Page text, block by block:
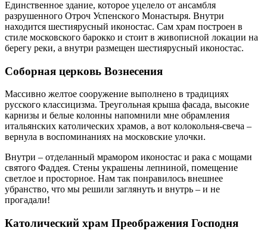
Единственное здание, которое уцелело от ансамбля
разрушенного Отроч Успенского Монастыря. Внутри
находится шестиярусный иконостас. Сам храм построен в
стиле московского барокко и стоит в живописной локации на
берегу реки, а внутри размещен шестиярусный иконостас.
Соборная церковь Вознесения
Массивно желтое сооружение выполнено в традициях
русского классицизма. Треугольная крыша фасада, высокие
карнизы и белые колонны напомнили мне обрамления
итальянских католических храмов, а вот колокольня-свеча –
вернула в воспоминаниях на московские улочки.
Внутри – отделанный мрамором иконостас и рака с мощами
святого Фаддея. Стены украшены лепниной, помещение
светлое и просторное. Нам так понравилось внешнее
убранство, что мы решили заглянуть и внутрь – и не
прогадали!
Католический храм Преображения Господня